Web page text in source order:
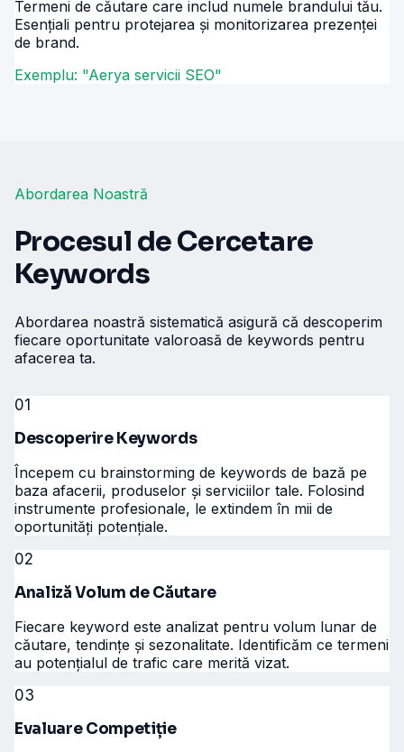
Termeni de căutare care includ numele brandului tău.
Esențiali pentru protejarea și monitorizarea prezenței
de brand.
Exemplu: "Aerya servicii SEO"
Abordarea Noastră
Procesul de Cercetare
Keywords
Abordarea noastră sistematică asigură că descoperim
fiecare oportunitate valoroasă de keywords pentru
afacerea ta.
01
Descoperire Keywords
Începem cu brainstorming de keywords de bază pe
baza afacerii, produselor și serviciilor tale. Folosind
instrumente profesionale, le extindem în mii de
oportunități potențiale.
02
Analiză Volum de Căutare
Fiecare keyword este analizat pentru volum lunar de
căutare, tendințe și sezonalitate. Identificăm ce termeni
au potențialul de trafic care merită vizat.
03
Evaluare Competiție